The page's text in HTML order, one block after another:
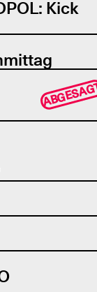
Kick